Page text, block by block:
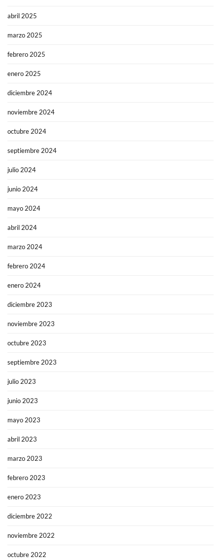
abril 2025
marzo 2025
febrero 2025
enero 2025
diciembre 2024
noviembre 2024
octubre 2024
septiembre 2024
julio 2024
junio 2024
mayo 2024
abril 2024
marzo 2024
febrero 2024
enero 2024
diciembre 2023
noviembre 2023
octubre 2023
septiembre 2023
julio 2023
junio 2023
mayo 2023
abril 2023
marzo 2023
febrero 2023
enero 2023
diciembre 2022
noviembre 2022
octubre 2022